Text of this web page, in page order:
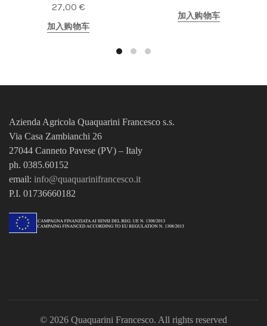
27,00 €
加入购物车
加入购物车
Azienda Agricola Quaquarini Francesco s.s.
Via Casa Zambianchi 26
27044 Canneto Pavese (PV) – Italy
ph. 0385.60152
email: info@quaquarinifrancesco.it
P.I. 01736660182
© 2026 Quaquarini Francesco. All rights reserved